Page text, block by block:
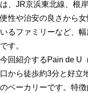
は、JR京浜東北線、根
便性や治安の良さから
いるファミリーなど、
です。
今回紹介するPain de U
口から徒歩約3分と好立
のベーカリーです。特